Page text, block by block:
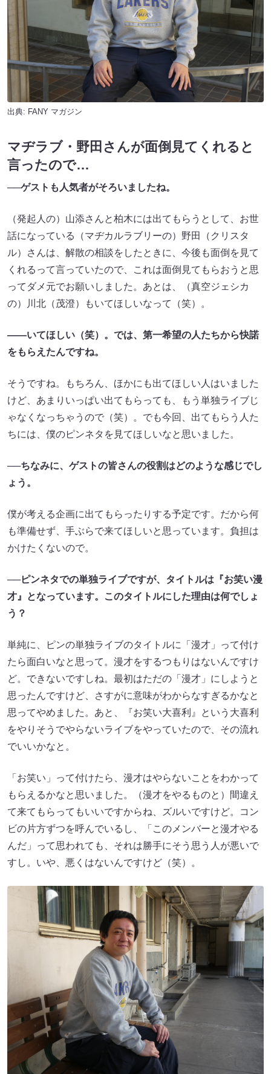
出典: FANY マガジン
マヂラブ・野田さんが面倒見てくれると
言ったので…
──ゲストも人気者がそろいましたね。
（発起人の）山添さんと柏木には出てもらうとして、お世
話になっている（マヂカルラブリーの）野田（クリスタ
ル）さんは、解散の相談をしたときに、今後も面倒を見て
くれるって言っていたので、これは面倒見てもらおうと思
ってダメ元でお願いしました。あとは、（真空ジェシカ
の）川北（茂澄）もいてほしいなって（笑）。
――いてほしい（笑）。では、第一希望の人たちから快諾
をもらえたんですね。
そうですね。もちろん、ほかにも出てほしい人はいました
けど、あまりいっぱい出てもらっても、もう単独ライブじ
ゃなくなっちゃうので（笑）。でも今回、出てもらう人た
ちには、僕のピンネタを見てほしいなと思いました。
──ちなみに、ゲストの皆さんの役割はどのような感じでし
ょう。
僕が考える企画に出てもらったりする予定です。だから何
も準備せず、手ぶらで来てほしいと思っています。負担は
かけたくないので。
──ピンネタでの単独ライブですが、タイトルは『お笑い漫
才』となっています。このタイトルにした理由は何でしょ
う？
単純に、ピンの単独ライブのタイトルに「漫才」って付け
たら面白いなと思って。漫才をするつもりはないんですけ
ど。できないですしね。最初はただの「漫才」にしようと
思ったんですけど、さすがに意味がわからなすぎるかなと
思ってやめました。あと、『お笑い大喜利』という大喜利
をやりそうでやらないライブをやっていたので、その流れ
でいいかなと。
「お笑い」って付けたら、漫才はやらないことをわかって
もらえるかなと思いました。（漫才をやるものと）間違え
て来てもらってもいいですからね、ズルいですけど。コン
ビの片方ずつを呼んでいるし、「このメンバーと漫才やる
んだ」って思われても、それは勝手にそう思う人が悪いで
すし。いや、悪くはないんですけど（笑）。